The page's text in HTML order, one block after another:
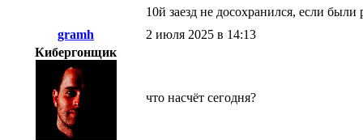
10й заезд не досохранился, если
gramh
2 июля 2025 в 14:13
Кибергонщик
что насчёт сегодня?